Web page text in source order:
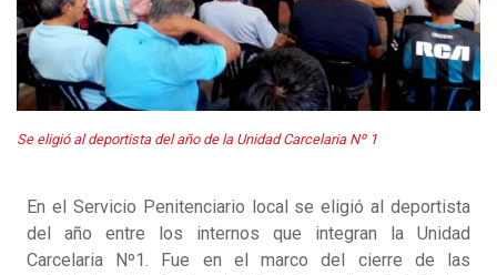
Se eligió al deportista del año de la Unidad Carcelaria Nº 1
En el Servicio Penitenciario local se eligió al deportista
del año entre los internos que integran la Unidad
Carcelaria Nº1. Fue en el marco del cierre de las